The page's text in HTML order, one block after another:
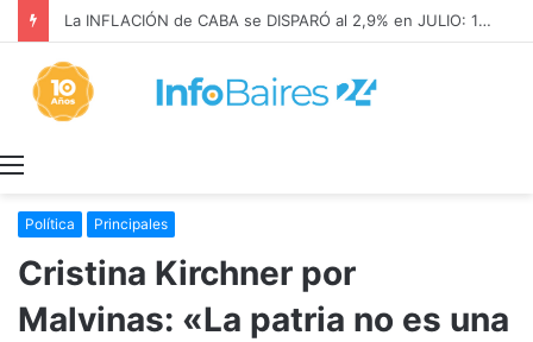
La INFLACIÓN de CABA se DISPARÓ al 2,9% en JULIO: 19,4% en 2026
Política Principales
Cristina Kirchner por
Malvinas: «La patria no es una